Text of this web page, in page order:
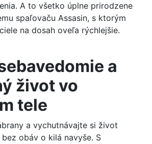
A to všetko úplne prirodzene
spaľovaču Assasin, s ktorým
na dosah oveľa rýchlejšie.
a
život vo
tele
a vychutnávajte si život
obáv o kilá navyše. S